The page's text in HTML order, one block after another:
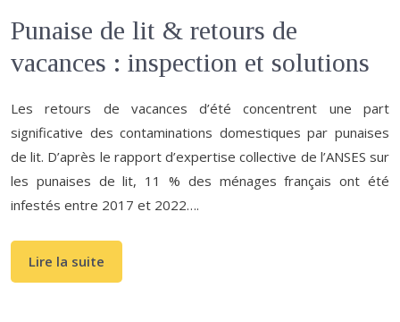
Punaise de lit & retours de
vacances : inspection et solutions
Les retours de vacances d’été concentrent une part
significative des contaminations domestiques par punaises
de lit. D’après le rapport d’expertise collective de l’ANSES sur
les punaises de lit, 11 % des ménages français ont été
infestés entre 2017 et 2022….
Lire la suite